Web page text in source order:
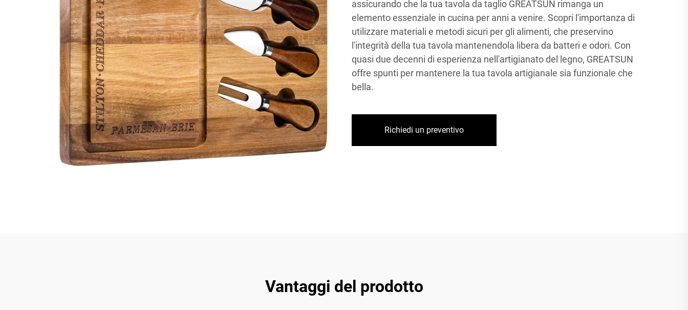
assicurando che la tua tavola da taglio GREATSUN rimanga un
elemento essenziale in cucina per anni a venire. Scopri l'importanza di
utilizzare materiali e metodi sicuri per gli alimenti, che preservino
l'integrità della tua tavola mantenendola libera da batteri e odori. Con
quasi due decenni di esperienza nell'artigianato del legno, GREATSUN
offre spunti per mantenere la tua tavola artigianale sia funzionale che
bella.
Richiedi un preventivo
Vantaggi del prodotto